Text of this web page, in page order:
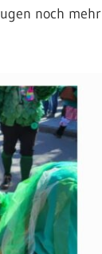
noch mehr